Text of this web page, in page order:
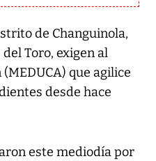
de Changuinola,
Toro, exigen al
que agilice
desde hace
este mediodía por